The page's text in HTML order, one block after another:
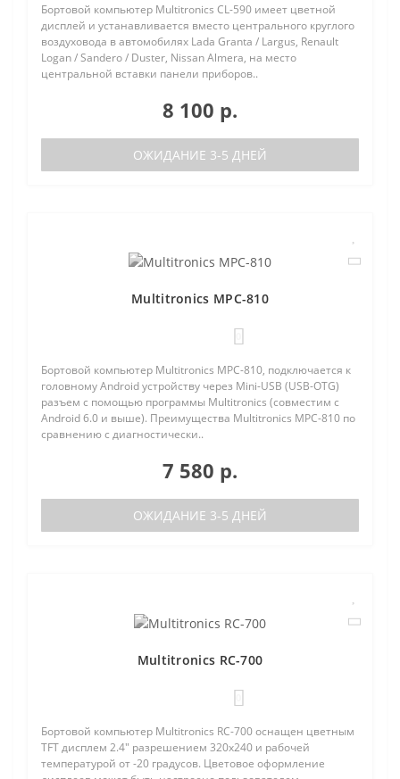
Бортовой компьютер Multitronics CL-590 имеет цветной
дисплей и устанавливается вместо центрального круглого
воздуховода в автомобилях Lada Granta / Largus, Renault
Logan / Sandero / Duster, Nissan Almera, на место
центральной вставки панели приборов..
8 100 р.
ОЖИДАНИЕ 3-5 ДНЕЙ
Multitronics MPC-810
Бортовой компьютер Multitronics MPC-810, подключается к
головному Android устройству через Mini-USB (USB-OTG)
разъем с помощью программы Multitronics (совместим с
Android 6.0 и выше). Преимущества Multitronics MPC-810 по
сравнению с диагностически..
7 580 р.
ОЖИДАНИЕ 3-5 ДНЕЙ
Multitronics RC-700
Бортовой компьютер Multitronics RC-700 оснащен цветным
TFT дисплем 2.4" разрешением 320х240 и рабочей
температурой от -20 градусов. Цветовое оформление